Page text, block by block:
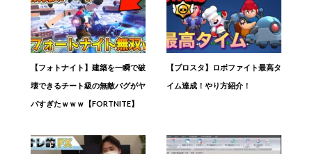
【フォトナイト】建築を一瞬で破
壊できるチート級の無敵バグがヤ
バすぎたｗｗｗ【FORTNITE】
【ブロスタ】ロボファイト最高タ
イム達成！やり方紹介！